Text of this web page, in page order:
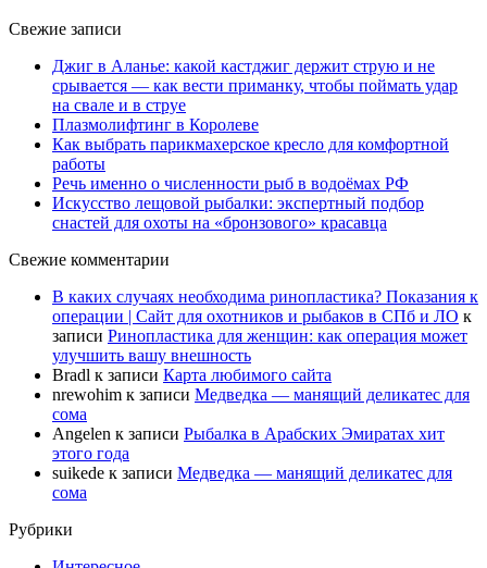
Свежие записи
Джиг в Аланье: какой кастджиг держит струю и не
срывается — как вести приманку, чтобы поймать удар
на свале и в струе
Плазмолифтинг в Королеве
Как выбрать парикмахерское кресло для комфортной
работы
Речь именно о численности рыб в водоёмах РФ
Искусство лещовой рыбалки: экспертный подбор
снастей для охоты на «бронзового» красавца
Свежие комментарии
В каких случаях необходима ринопластика? Показания к
операции | Сайт для охотников и рыбаков в СПб и ЛО к
записи Ринопластика для женщин: как операция может
улучшить вашу внешность
Bradl к записи Карта любимого сайта
nrewohim к записи Медведка — манящий деликатес для
сома
Angelen к записи Рыбалка в Арабских Эмиратах хит
этого года
suikede к записи Медведка — манящий деликатес для
сома
Рубрики